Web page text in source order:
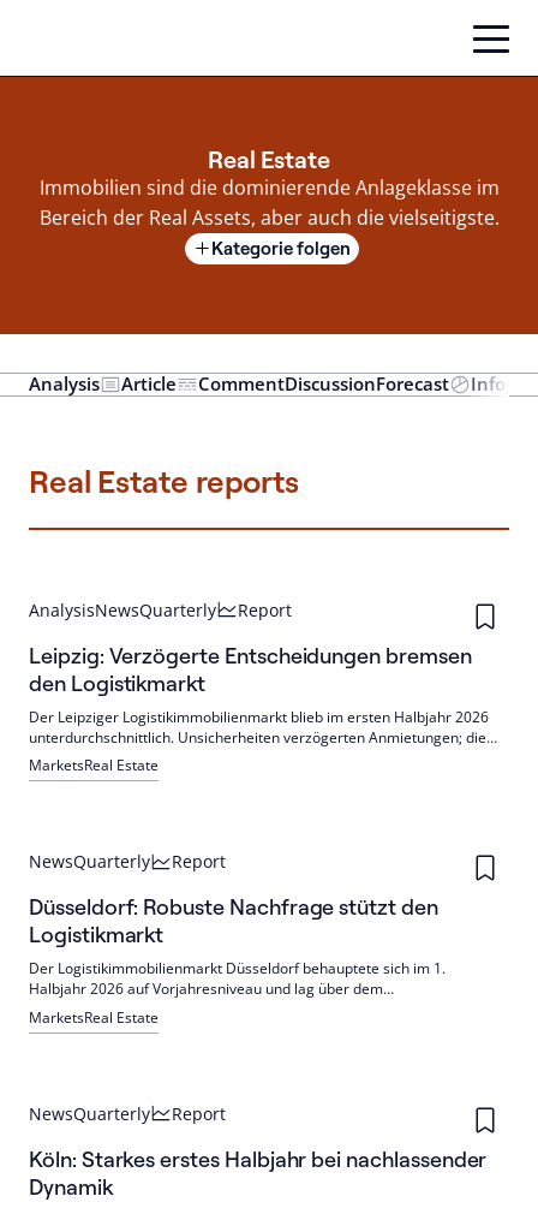
springen
Real Estate
Immobilien sind die dominierende Anlageklasse im
Bereich der Real Assets, aber auch die vielseitigste.
Kategorie folgen
Analysis Article CommentDiscussionForecast
Real Estate reports
AnalysisNewsQuarterly Report
Leipzig: Verzögerte Entscheidungen bremsen
den Logistikmarkt
Der Leipziger Logistikimmobilienmarkt blieb im ersten Halbjahr 2026
unterdurchschnittlich. Unsicherheiten verzögerten Anmietungen; die
Nachfrage verlagert sich zu Produktion, Luftfahrt und Logistik. Für die
zweite Jahreshälfte wird eine Belebung erwartet; teils werden
MarketsReal Estate
NewsQuarterly Report
Düsseldorf: Robuste Nachfrage stützt den
Logistikmarkt
Der Logistikimmobilienmarkt Düsseldorf behauptete sich im 1.
Halbjahr 2026 auf Vorjahresniveau und lag über dem
Fünfjahresschnitt, getragen von Neubauten und der
Eigennutzeransiedlung von Mercedes. Asiatische Mieter kehren
MarketsReal Estate
NewsQuarterly Report
Köln: Starkes erstes Halbjahr bei nachlassender
Dynamik